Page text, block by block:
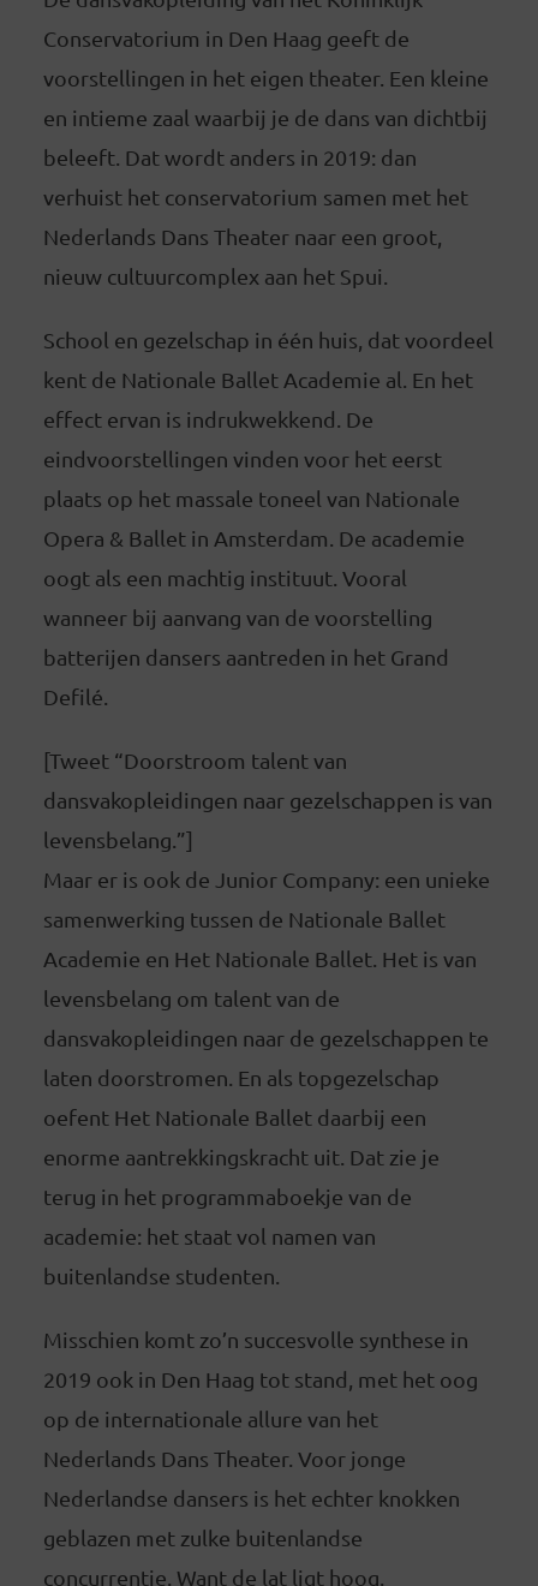
Conservatorium in Den Haag geeft de
voorstellingen in het eigen theater. Een kleine
en intieme zaal waarbij je de dans van dichtbij
beleeft. Dat wordt anders in 2019: dan
verhuist het conservatorium samen met het
Nederlands Dans Theater naar een groot,
nieuw cultuurcomplex aan het Spui.
School en gezelschap in één huis, dat voordeel
kent de Nationale Ballet Academie al. En het
effect ervan is indrukwekkend. De
eindvoorstellingen vinden voor het eerst
plaats op het massale toneel van Nationale
Opera & Ballet in Amsterdam. De academie
oogt als een machtig instituut. Vooral
wanneer bij aanvang van de voorstelling
batterijen dansers aantreden in het Grand
Defilé.
[Tweet “Doorstroom talent van
dansvakopleidingen naar gezelschappen is van
levensbelang.”]
Maar er is ook de Junior Company: een unieke
samenwerking tussen de Nationale Ballet
Academie en Het Nationale Ballet. Het is van
levensbelang om talent van de
dansvakopleidingen naar de gezelschappen te
laten doorstromen. En als topgezelschap
oefent Het Nationale Ballet daarbij een
enorme aantrekkingskracht uit. Dat zie je
terug in het programmaboekje van de
academie: het staat vol namen van
buitenlandse studenten.
Misschien komt zo’n succesvolle synthese in
2019 ook in Den Haag tot stand, met het oog
op de internationale allure van het
Nederlands Dans Theater. Voor jonge
Nederlandse dansers is het echter knokken
geblazen met zulke buitenlandse
concurrentie. Want de lat ligt hoog.